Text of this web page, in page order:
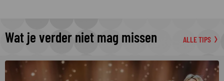
Wat je verder niet mag missen ALLE TIPS